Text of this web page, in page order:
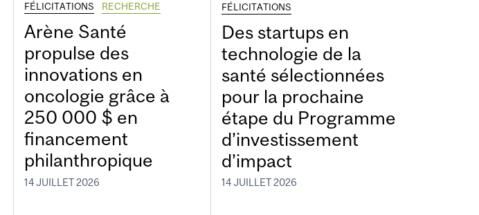
FÉLICITATIONS RECHERCHE
Arène Santé
propulse des
innovations en
oncologie grâce à
250 000 $ en
financement
philanthropique
14 JUILLET 2026
FÉLICITATIONS
Des startups en
technologie de la
santé sélectionnées
pour la prochaine
étape du Programme
d’investissement
d’impact
14 JUILLET 2026